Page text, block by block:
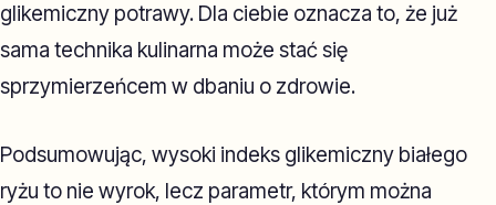
glikemiczny potrawy. Dla ciebie oznacza to, że już
sama technika kulinarna może stać się
sprzymierzeńcem w dbaniu o zdrowie.
Podsumowując, wysoki indeks glikemiczny białego
ryżu to nie wyrok, lecz parametr, którym można